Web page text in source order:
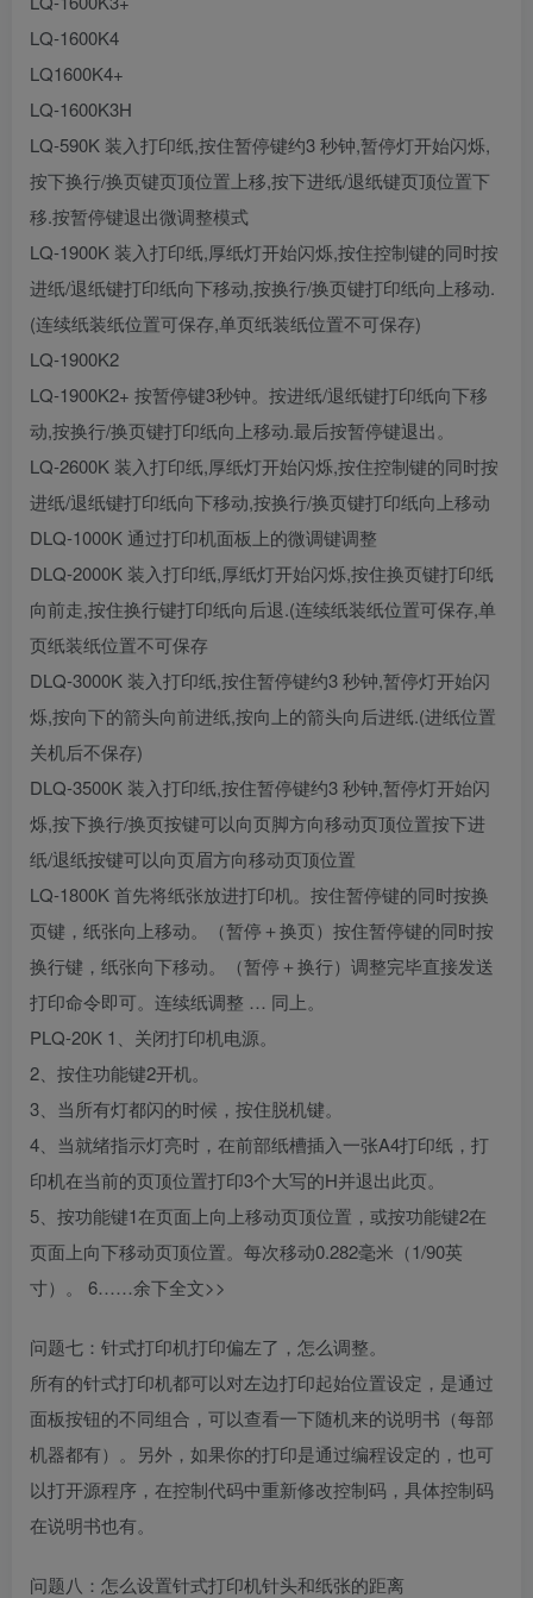
LQ-1600K4
LQ1600K4+
LQ-1600K3H
LQ-590K 装入打印纸,按住暂停键约3 秒钟,暂停灯开始闪烁,
按下换行/换页键页顶位置上移,按下进纸/退纸键页顶位置下
移.按暂停键退出微调整模式
LQ-1900K 装入打印纸,厚纸灯开始闪烁,按住控制键的同时按
进纸/退纸键打印纸向下移动,按换行/换页键打印纸向上移动.
(连续纸装纸位置可保存,单页纸装纸位置不可保存)
LQ-1900K2
LQ-1900K2+ 按暂停键3秒钟。按进纸/退纸键打印纸向下移
动,按换行/换页键打印纸向上移动.最后按暂停键退出。
LQ-2600K 装入打印纸,厚纸灯开始闪烁,按住控制键的同时按
进纸/退纸键打印纸向下移动,按换行/换页键打印纸向上移动
DLQ-1000K 通过打印机面板上的微调键调整
DLQ-2000K 装入打印纸,厚纸灯开始闪烁,按住换页键打印纸
向前走,按住换行键打印纸向后退.(连续纸装纸位置可保存,单
页纸装纸位置不可保存
DLQ-3000K 装入打印纸,按住暂停键约3 秒钟,暂停灯开始闪
烁,按向下的箭头向前进纸,按向上的箭头向后进纸.(进纸位置
关机后不保存)
DLQ-3500K 装入打印纸,按住暂停键约3 秒钟,暂停灯开始闪
烁,按下换行/换页按键可以向页脚方向移动页顶位置按下进
纸/退纸按键可以向页眉方向移动页顶位置
LQ-1800K 首先将纸张放进打印机。按住暂停键的同时按换
页键，纸张向上移动。（暂停＋换页）按住暂停键的同时按
换行键，纸张向下移动。（暂停＋换行）调整完毕直接发送
打印命令即可。连续纸调整 … 同上。
PLQ-20K 1、关闭打印机电源。
2、按住功能键2开机。
3、当所有灯都闪的时候，按住脱机键。
4、当就绪指示灯亮时，在前部纸槽插入一张A4打印纸，打
印机在当前的页顶位置打印3个大写的H并退出此页。
5、按功能键1在页面上向上移动页顶位置，或按功能键2在
页面上向下移动页顶位置。每次移动0.282毫米（1/90英
寸）。 6……余下全文>>
问题七：针式打印机打印偏左了，怎么调整。
所有的针式打印机都可以对左边打印起始位置设定，是通过
面板按钮的不同组合，可以查看一下随机来的说明书（每部
机器都有）。另外，如果你的打印是通过编程设定的，也可
以打开源程序，在控制代码中重新修改控制码，具体控制码
在说明书也有。
问题八：怎么设置针式打印机针头和纸张的距离